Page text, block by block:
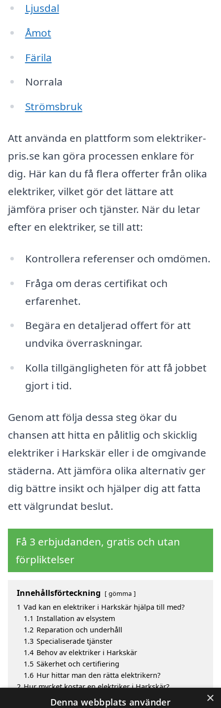
Ljusdal
Åmot
Färila
Norrala
Strömsbruk
Att använda en plattform som elektriker-
pris.se kan göra processen enklare för
dig. Här kan du få flera offerter från olika
elektriker, vilket gör det lättare att
jämföra priser och tjänster. När du letar
efter en elektriker, se till att:
Kontrollera referenser och omdömen.
Fråga om deras certifikat och
erfarenhet.
Begära en detaljerad offert för att
undvika överraskningar.
Kolla tillgängligheten för att få jobbet
gjort i tid.
Genom att följa dessa steg ökar du
chansen att hitta en pålitlig och skicklig
elektriker i Harkskär eller i de omgivande
städerna. Att jämföra olika alternativ ger
dig bättre insikt och hjälper dig att fatta
ett välgrundat beslut.
Få 3 erbjudanden, gratis och utan
förpliktelser
Innehållsförteckning gömma
1 Vad kan en elektriker i Harkskär hjälpa till med?
1.1 Installation av elsystem
1.2 Reparation och underhåll
1.3 Specialiserade tjänster
1.4 Behov av elektriker i Harkskär
1.5 Säkerhet och certifiering
1.6 Hur hittar man den rätta elektrikern?
2 Hur mycket kostar en elektriker i Harkskär?
Fördelar med att välja elektriker i Harkskär
×
Denna webbplats använder